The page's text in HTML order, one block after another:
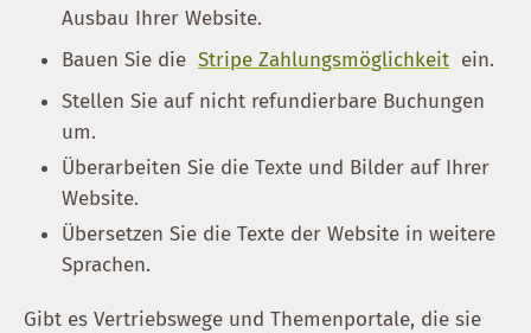
Ausbau Ihrer Website.
Bauen Sie die Stripe Zahlungsmöglichkeit ein.
Stellen Sie auf nicht refundierbare Buchungen
um.
Überarbeiten Sie die Texte und Bilder auf Ihrer
Website.
Übersetzen Sie die Texte der Website in weitere
Sprachen.
Gibt es Vertriebswege und Themenportale, die sie